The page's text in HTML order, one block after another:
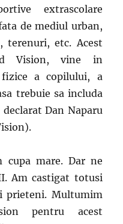
extrascolare
de mediul urban,
terenuri, etc. Acest
Vision, vine in
a copilului, a
trebuie sa includa
Dan Naparu
cupa mare. Dar ne
Am castigat totusi
prieteni. Multumim
pentru acest